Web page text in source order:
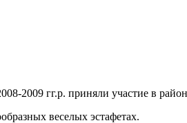
2009 гг.р. приняли участие в
веселых эстафетах.